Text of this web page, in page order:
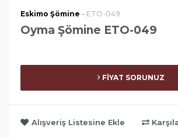
Eskimo Şömine - ETO-049
Oyma Şömine ETO-049
FİYAT SORUNUZ
Alışveriş Listesine Ekle